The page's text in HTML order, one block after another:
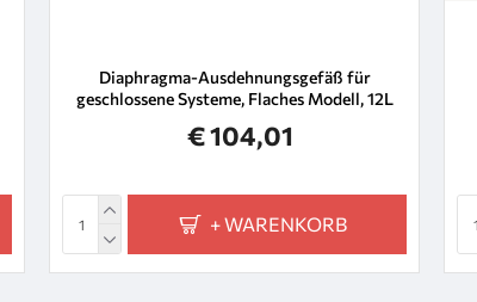
Diaphragma-Ausdehnungsgefäß für
geschlossene Systeme, Flaches Modell, 12L
€ 104,01
+ WARENKORB